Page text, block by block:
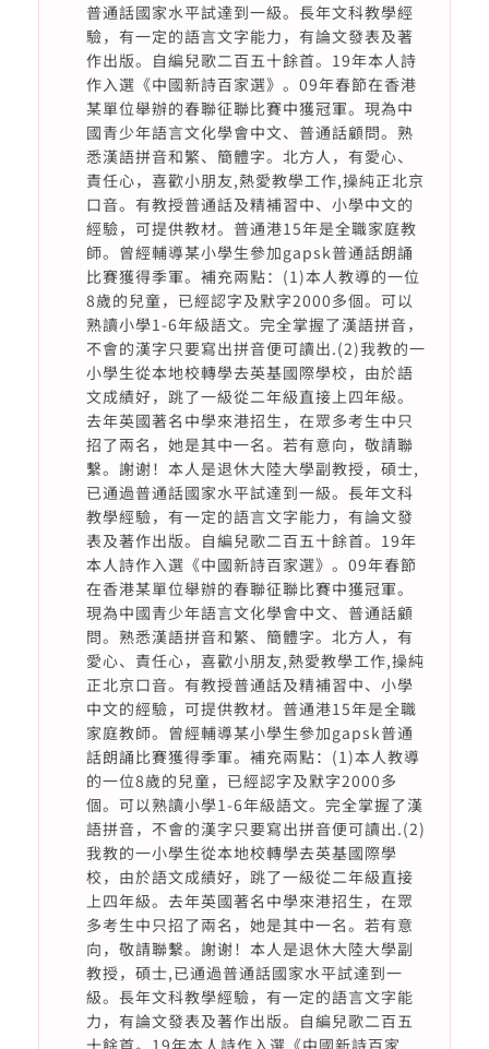
普通話國家水平試達到一級。長年文科教學經
驗，有一定的語言文字能力，有論文發表及著
作出版。自編兒歌二百五十餘首。19年本人詩
作入選《中國新詩百家選》。09年春節在香港
某單位舉辦的春聯征聯比賽中獲冠軍。現為中
國青少年語言文化學會中文、普通話顧問。熟
悉漢語拼音和繁、簡體字。北方人，有愛心、
責任心，喜歡小朋友,熱愛教學工作,操純正北京
口音。有教授普通話及精補習中、小學中文的
經驗，可提供教材。普通港15年是全職家庭教
師。曾經輔導某小學生參加gapsk普通話朗誦
比賽獲得季軍。補充兩點：(1)本人教導的一位
8歲的兒童，已經認字及默字2000多個。可以
熟讀小學1-6年級語文。完全掌握了漢語拼音，
不會的漢字只要寫出拼音便可讀出.(2)我教的一
小學生從本地校轉學去英基國際學校，由於語
文成績好，跳了一級從二年級直接上四年級。
去年英國著名中學來港招生，在眾多考生中只
招了兩名，她是其中一名。若有意向，敬請聯
繫。謝谢！本人是退休大陸大學副教授，碩士,
已通過普通話國家水平試達到一級。長年文科
教學經驗，有一定的語言文字能力，有論文發
表及著作出版。自編兒歌二百五十餘首。19年
本人詩作入選《中國新詩百家選》。09年春節
在香港某單位舉辦的春聯征聯比賽中獲冠軍。
現為中國青少年語言文化學會中文、普通話顧
問。熟悉漢語拼音和繁、簡體字。北方人，有
愛心、責任心，喜歡小朋友,熱愛教學工作,操純
正北京口音。有教授普通話及精補習中、小學
中文的經驗，可提供教材。普通港15年是全職
家庭教師。曾經輔導某小學生參加gapsk普通
話朗誦比賽獲得季軍。補充兩點：(1)本人教導
的一位8歲的兒童，已經認字及默字2000多
個。可以熟讀小學1-6年級語文。完全掌握了漢
語拼音，不會的漢字只要寫出拼音便可讀出.(2)
我教的一小學生從本地校轉學去英基國際學
校，由於語文成績好，跳了一級從二年級直接
上四年級。去年英國著名中學來港招生，在眾
多考生中只招了兩名，她是其中一名。若有意
向，敬請聯繫。謝谢！本人是退休大陸大學副
教授，碩士,已通過普通話國家水平試達到一
級。長年文科教學經驗，有一定的語言文字能
力，有論文發表及著作出版。自編兒歌二百五
十餘首。19年本人詩作入選《中國新詩百家